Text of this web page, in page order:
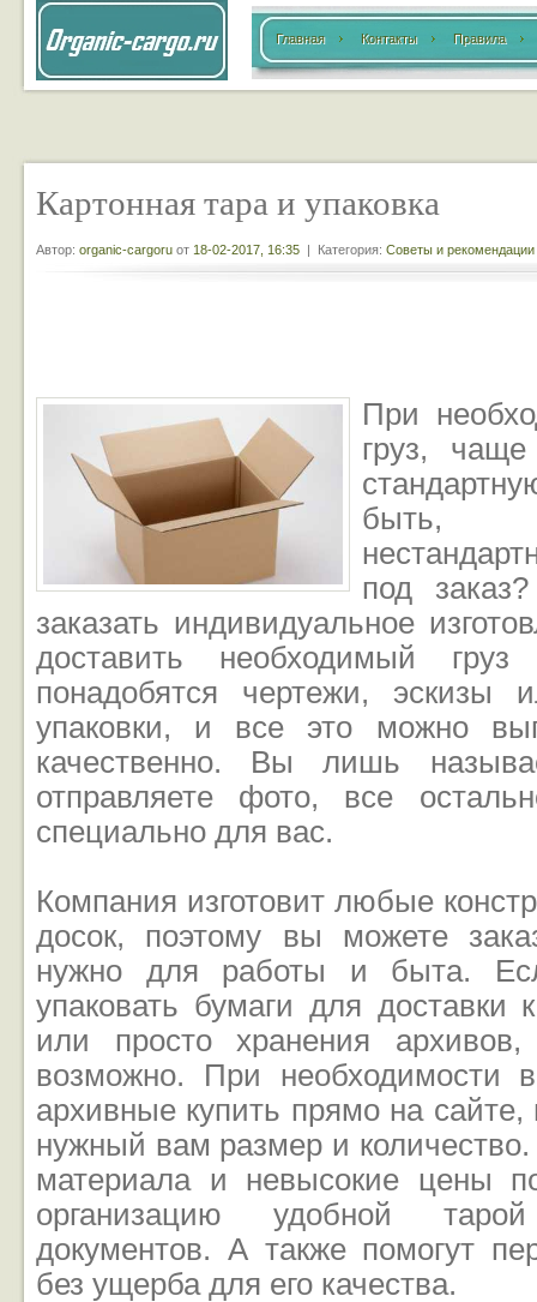
Главная Контакты Правила
Картонная тара и упаковка
Автор: organic-cargoru от 18-02-2017, 16:35 | Категория: Советы и рекомендации
При
груз, чаще
быть,
под
заказать индивидуальное
доставить необходимый
понадобятся чертежи, эскизы
упаковки, и все это можно
качественно. Вы лишь
отправляете фото, все
специально для вас.
Компания изготовит любые
досок, поэтому вы можете
нужно для работы и быта.
упаковать бумаги для доставки
или просто хранения
возможно. При необходимости
архивные купить прямо на
нужный вам размер и
материала и невысокие цены
организацию удобной
документов. А также помогут
без ущерба для его качества.